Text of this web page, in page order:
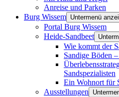
Anreise und Parken
Burg Wissem Untermenü
Portal Burg Wissem
Heide-Sandbeet
Wie kommt der
Sandige Böden
Sandspezialisten
Ein Wohnort für
Ausstellungen